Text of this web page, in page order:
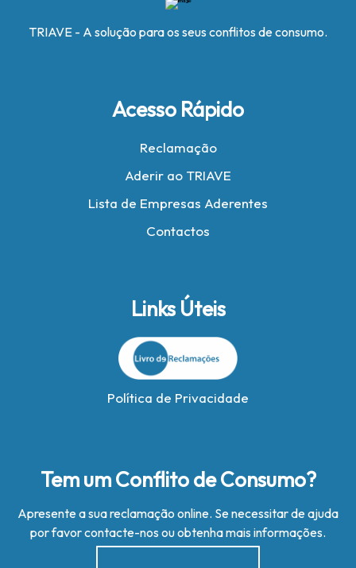
TRIAVE - A solução para os seus conflitos de consumo.
Acesso Rápido
Reclamação
Aderir ao TRIAVE
Lista de Empresas Aderentes
Contactos
Links Úteis
Política de Privacidade
Tem um Conflito de Consumo?
Apresente a sua reclamação online. Se necessitar de ajuda
por favor contacte-nos ou obtenha mais informações.